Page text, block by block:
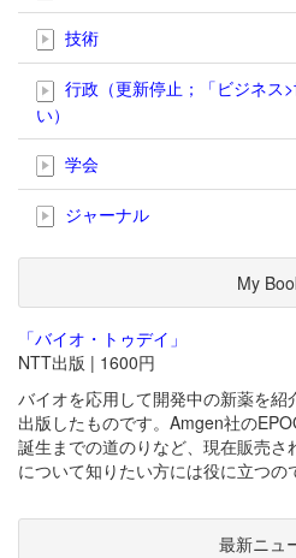
技術
行政（更新停止；「ビジネス
い）
学会
ジャーナル
My
「バイオ・トゥデイ」
NTT出版 | 1600円
バイオを応用して開発中の新薬を
出版したものです。Amgen社の
誕生までの道のりなど、現在販売さ
について知りたい方には役に立つの
最新ニュ